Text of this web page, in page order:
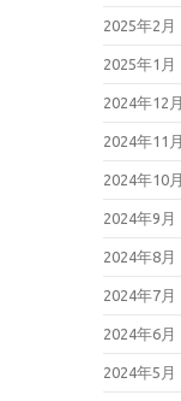
2025年2月
2025年1月
2024年12月
2024年11月
2024年10月
2024年9月
2024年8月
2024年7月
2024年6月
2024年5月